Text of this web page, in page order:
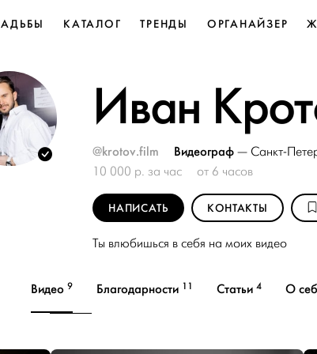
КАТАЛОГ ТРЕНДЫ ОРГАНАЙЗЕР
Иван
@krotov.film Видеограф— Санкт-
10 000 р. за час
от 6 часов
НАПИСАТЬ КОНТАКТЫ
Ты влюбишься в себя на моих видео
Видео 9 Благодарности 11 Статьи 4 О